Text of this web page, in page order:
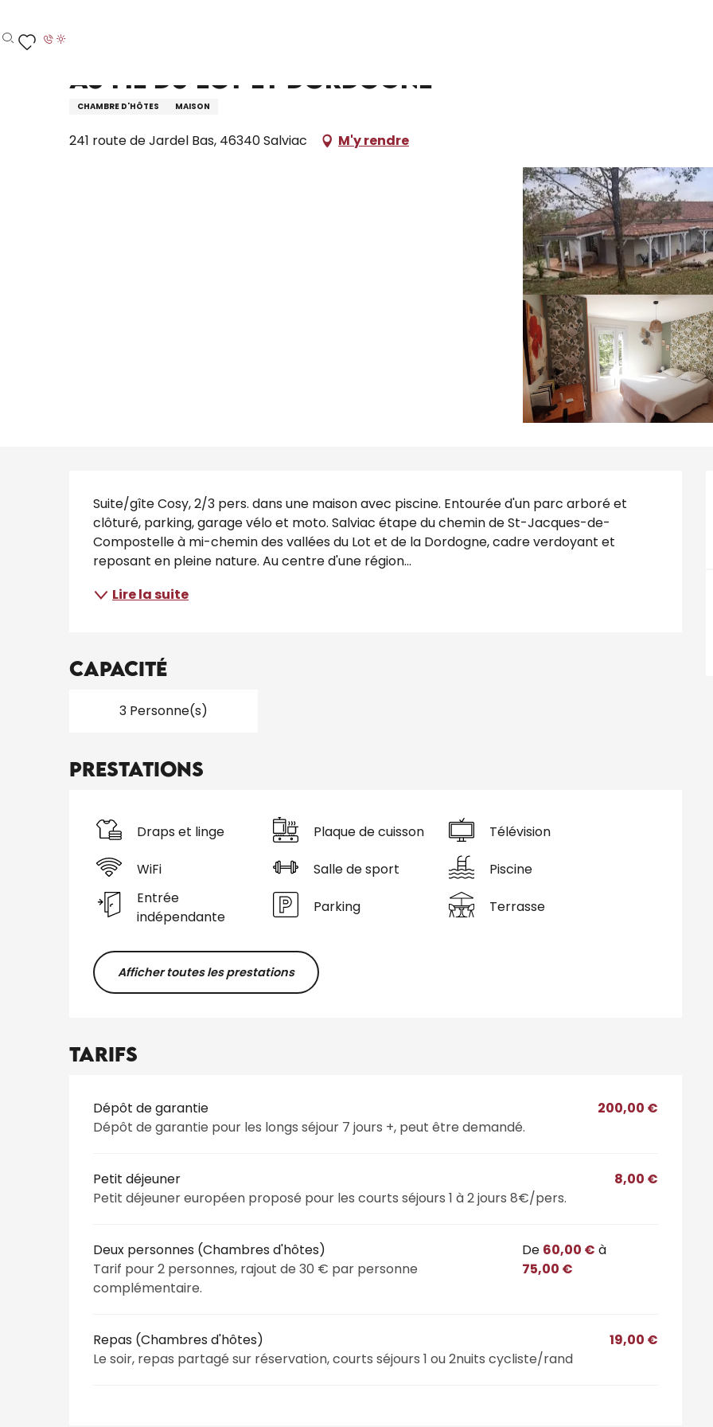
au
contenu
Recherche
Au fil du Lot et Dordogne
CHAMBRE D'HÔTES MAISON
241 route de Jardel Bas, 46340 Salviac M'y rendre
Description
Suite/gîte Cosy, 2/3 pers. dans une maison avec piscine. Entourée d'un parc arboré et
clôturé, parking, garage vélo et moto. Salviac étape du chemin de St-Jacques-de-
Compostelle à mi-chemin des vallées du Lot et de la Dordogne, cadre verdoyant et
reposant en pleine nature. Au centre d'une région...
Lire la suite
Capacité
3 Personne(s)
Prestations
Draps et linge Plaque de cuisson Télévision
WiFi Salle de sport
Piscine
Entrée
indépendante
Parking Terrasse
Afficher toutes les prestations
Tarifs
Tarifs 2026
Dépôt de garantie
Dépôt de garantie pour les longs séjour 7 jours +, peut être demandé.
200,00 €
Petit déjeuner
Petit déjeuner européen proposé pour les courts séjours 1 à 2 jours 8€/pers.
8,00 €
Deux personnes (Chambres d'hôtes)
Tarif pour 2 personnes, rajout de 30 € par personne
complémentaire.
De 60,00 € à
75,00 €
Repas (Chambres d'hôtes)
Le soir, repas partagé sur réservation, courts séjours 1 ou 2nuits cycliste/rand
19,00 €